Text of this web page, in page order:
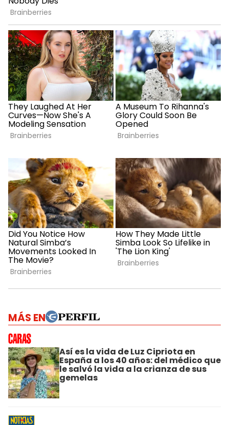
MÁS EN
Así es la vida de Luz Cipriota en
España a los 40 años: del médico que
le salvó la vida a la crianza de sus
gemelas